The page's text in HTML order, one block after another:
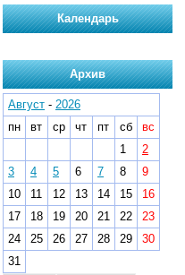
Календарь
Архив
Август - 2026
пн
вт ср чт пт сб
вс
1
2
3
4 5 6 7 8
9
10
11 12 13 14 15
16
17
18 19 20 21 22
23
24
25 26 27 28 29
30
31